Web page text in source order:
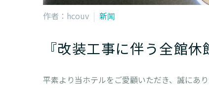
作者：hcouv 新闻
『改装工事に伴う全館休
平素より当ホテルをご愛顧いただき、誠にあり